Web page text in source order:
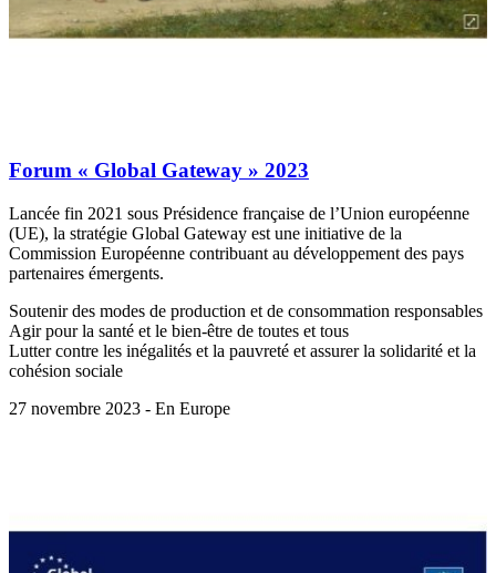
Forum « Global Gateway » 2023
Lancée fin 2021 sous Présidence française de l’Union européenne
(UE), la stratégie Global Gateway est une initiative de la
Commission Européenne contribuant au développement des pays
partenaires émergents.
Soutenir des modes de production et de consommation responsables
Agir pour la santé et le bien-être de toutes et tous
Lutter contre les inégalités et la pauvreté et assurer la solidarité et la
cohésion sociale
27 novembre 2023 - En Europe